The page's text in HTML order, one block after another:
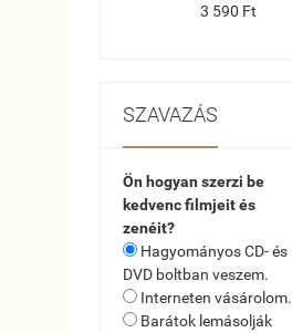
3 590 Ft
SZAVAZÁS
Ön hogyan szerzi be
kedvenc filmjeit és
zenéit?
Hagyományos CD- és
DVD boltban veszem.
Interneten vásárolom.
Barátok lemásolják